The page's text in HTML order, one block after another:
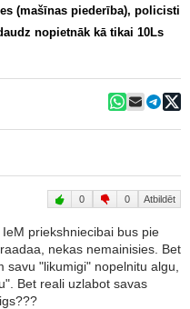
(mašīnas piederība), policisti
nopietnāk kā tikai 10Ls
0 0 Atbildēt
priekshniecibai bus pie
nekas nemainisies. Bet
"likumigi" nopelnitu algu,
Bet reali uzlabot savas